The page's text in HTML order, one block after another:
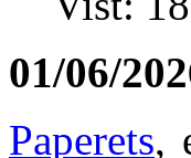
01/06/
Paperets,